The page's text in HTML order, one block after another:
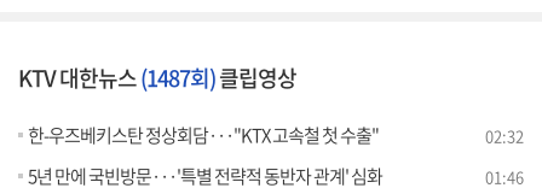
KTV 대한뉴스(1487회)클립영상
한-우즈베키스탄 정상회담···"KTX 고속철 첫 수출" 02:32
5년 만에 국빈방문···'특별 전략적 동반자 관계' 심화 01:46